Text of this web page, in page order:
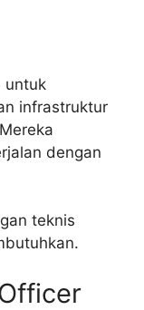
untuk
infrastruktur
dengan
teknis